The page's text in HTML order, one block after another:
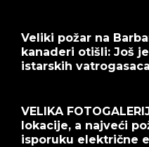
Veliki požar na
kanaderi otišli: Još
istarskih vatrogasaca
VELIKA
lokacije, a najveći
isporuku električne